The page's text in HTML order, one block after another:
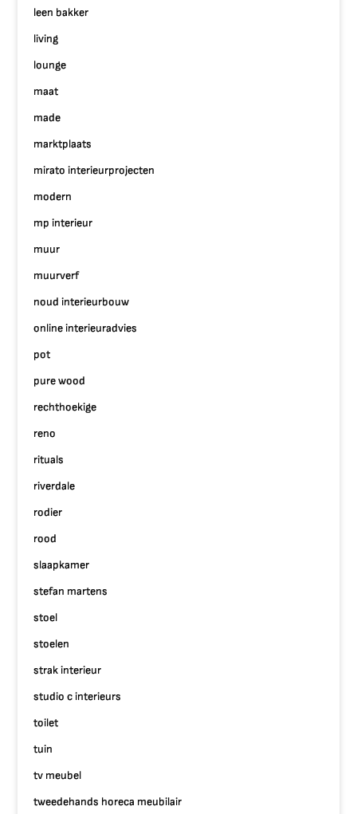
leen bakker
living
lounge
maat
made
marktplaats
mirato interieurprojecten
modern
mp interieur
muur
muurverf
noud interieurbouw
online interieuradvies
pot
pure wood
rechthoekige
reno
rituals
riverdale
rodier
rood
slaapkamer
stefan martens
stoel
stoelen
strak interieur
studio c interieurs
toilet
tuin
tv meubel
tweedehands horeca meubilair